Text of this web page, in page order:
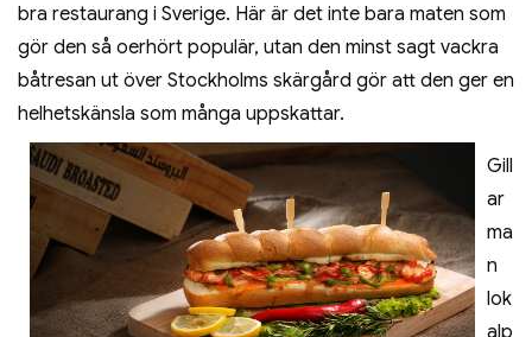
bra restaurang i Sverige. Här är det inte bara maten som
gör den så oerhört populär, utan den minst sagt vackra
båtresan ut över Stockholms skärgård gör att den ger en
helhetskänsla som många uppskattar.
Gill
ar
ma
n
lok
alp